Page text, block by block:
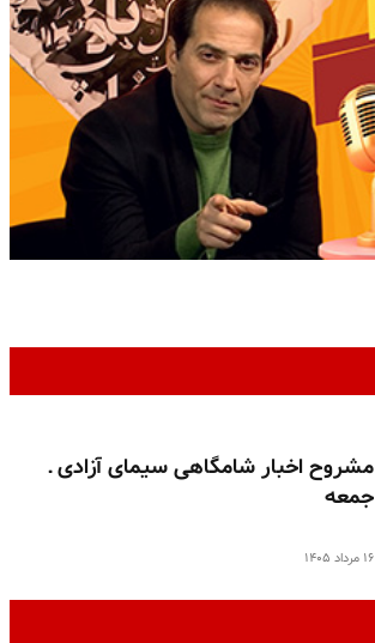
مشروح اخبار شامگاهی سیمای آزادی ـ
جمعه
۱۶ مرداد ۱۴۰۵